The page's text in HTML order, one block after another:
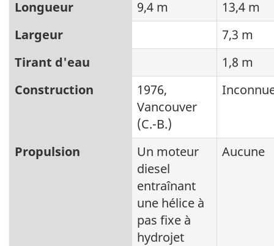
Longueur
9,4 m
13,4 m
Largeur
7,3 m
Tirant d'eau
1,8 m
Construction
1976,
Vancouver
(C.-B.)
Propulsion
Un moteur
diesel
entraînant
une hélice à
pas fixe à
hydrojet
Aucune